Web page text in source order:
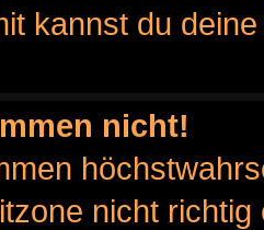
kannst du
nicht!
nicht